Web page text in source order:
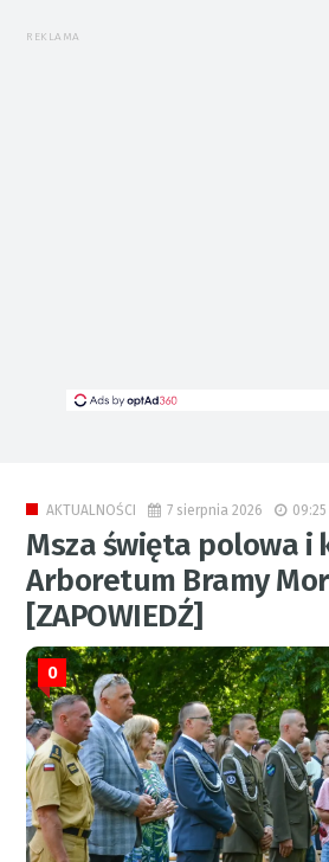
REKLAMA
AKTUALNOŚCI 7 sierpnia 2026 09:25
Msza święta polowa i
Arboretum Bramy
[ZAPOWIEDŹ]
0